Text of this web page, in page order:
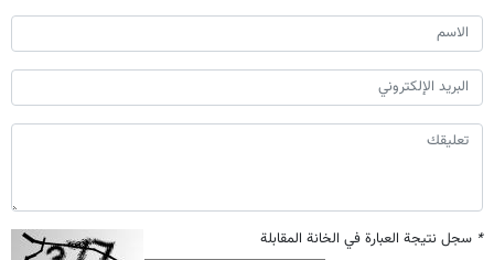
* سجل نتيجة العبارة في الخانة المقابلة